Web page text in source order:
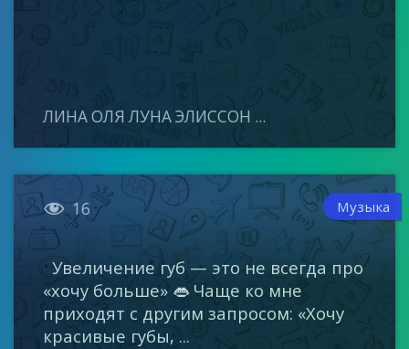
ЛИНА ОЛЯ ЛУНА ЭЛИССОН ...
 16 Музыка
Увеличение губ — это не всегда про
«хочу больше» 👄 Чаще ко мне
приходят с другим запросом: «Хочу
красивые губы, ...